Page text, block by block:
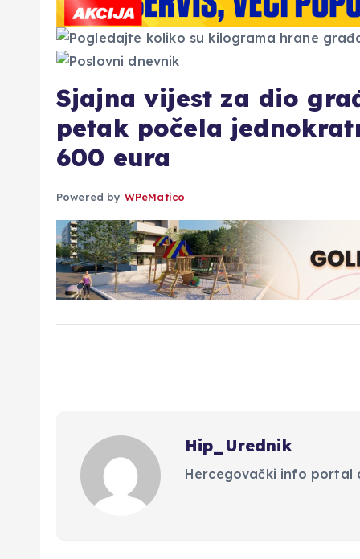
Sjajna vijest za dio
petak počela
600 eura
Powered by WPeMatico
Hip_Urednik
Hercegovački info portal